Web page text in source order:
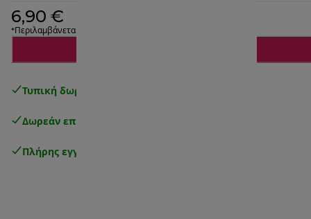
6,90 €
*Περιλαμβάνεται ΦΠΑ
Τυπική δωρεάν παράδοση
Δωρεάν επιστροφές
Πλήρης εγγύηση κατασκευαστή